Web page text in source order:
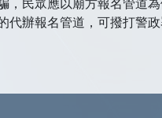
，民眾應以廟方報名管道為
代辦報名管道，可撥打警